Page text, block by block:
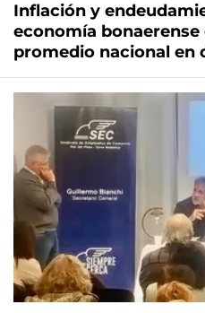
Inflación y
economía bonaerense
promedio nacional en